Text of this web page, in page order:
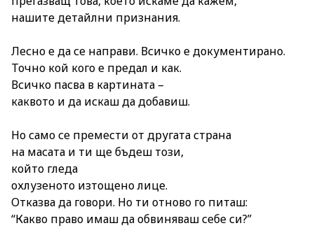
нашите детайлни признания.
Лесно е да се направи. Всичко е документирано.
Точно кой кого е предал и как.
Всичко пасва в картината –
каквото и да искаш да добавиш.
Но само се премести от другата страна
на масата и ти ще бъдеш този,
който гледа
охлузеното изтощено лице.
Отказва да говори. Но ти отново го питаш:
“Какво право имаш да обвиняваш себе си?”